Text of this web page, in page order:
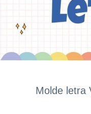
Molde letra